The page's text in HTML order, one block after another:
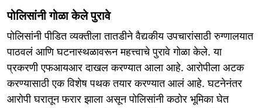
पोलिसांनी गोळा केले पुरावे
पोलिसांनी पीडित व्यक्तीला तातडीने वैद्यकीय उपचारांसाठी रुग्णालयात
पाठवलं आणि घटनास्थळावरून महत्त्वाचे पुरावे गोळा केले. या
प्रकरणी एफआयआर दाखल करण्यात आला आहे. आरोपीला अटक
करण्यासाठी एक विशेष पथक तयार करण्यात आलं आहे. घटनेनंतर
आरोपी घरातून फरार झाला असून पोलिसांनी कठोर भूमिका घेत